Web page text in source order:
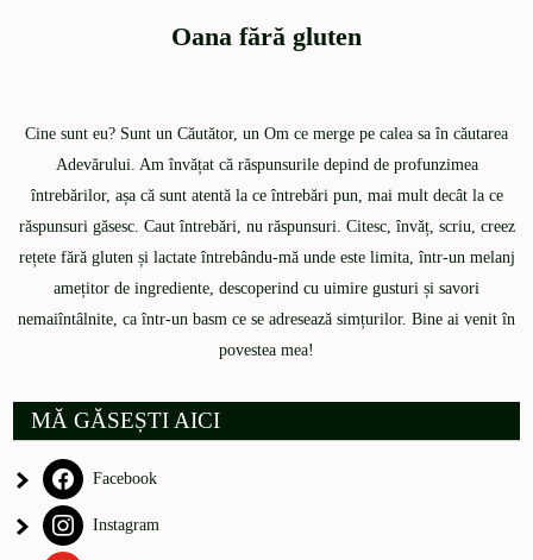
Oana fără gluten
Cine sunt eu? Sunt un Căutător, un Om ce merge pe calea sa în căutarea
Adevărului. Am învățat că răspunsurile depind de profunzimea
întrebărilor, așa că sunt atentă la ce întrebări pun, mai mult decât la ce
răspunsuri găsesc. Caut întrebări, nu răspunsuri. Citesc, învăț, scriu, creez
rețete fără gluten și lactate întrebându-mă unde este limita, într-un melanj
amețitor de ingrediente, descoperind cu uimire gusturi și savori
nemaiîntâlnite, ca într-un basm ce se adresează simțurilor. Bine ai venit în
povestea mea!
MĂ GĂSEȘTI AICI
Facebook
Instagram